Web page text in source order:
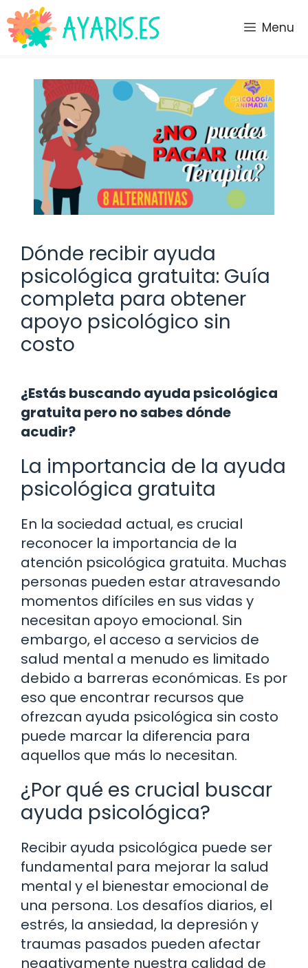
Saltar
al
contenido
Menu
Dónde recibir ayuda
psicológica gratuita: Guía
completa para obtener
apoyo psicológico sin
costo
¿Estás buscando ayuda psicológica
gratuita pero no sabes dónde
acudir?
La importancia de la ayuda
psicológica gratuita
En la sociedad actual, es crucial
reconocer la importancia de la
atención psicológica gratuita. Muchas
personas pueden estar atravesando
momentos difíciles en sus vidas y
necesitan apoyo emocional. Sin
embargo, el acceso a servicios de
salud mental a menudo es limitado
debido a barreras económicas. Es por
eso que encontrar recursos que
ofrezcan ayuda psicológica sin costo
puede marcar la diferencia para
aquellos que más lo necesitan.
¿Por qué es crucial buscar
ayuda psicológica?
Recibir ayuda psicológica puede ser
fundamental para mejorar la salud
mental y el bienestar emocional de
una persona. Los desafíos diarios, el
estrés, la ansiedad, la depresión y
traumas pasados pueden afectar
negativamente nuestra calidad de